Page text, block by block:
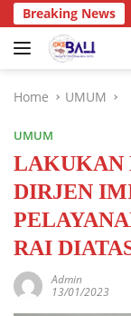
Breaking News
Home UMUM
UMUM
LAKUKAN
DIRJEN
RAI
Admin
13/01/2023